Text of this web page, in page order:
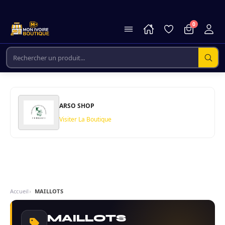
0
ARSO SHOP
Visiter La Boutique
Accueil MAILLOTS
MAILLOTS